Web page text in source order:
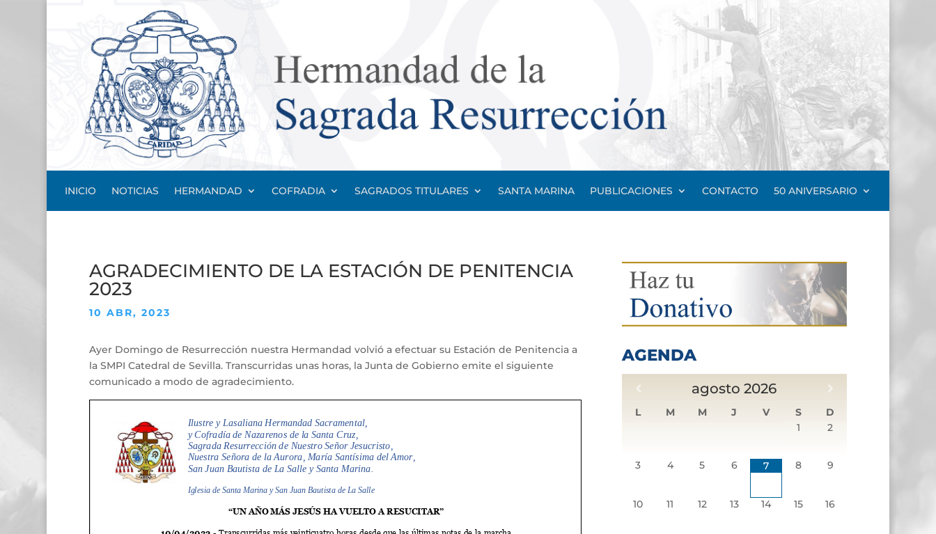
INICIO NOTICIAS HERMANDAD COFRADIA SAGRADOS TITULARES SANTA MARINA PUBLICACIONES CONTACTO 50 ANIVERSARIO
AGRADECIMIENTO DE LA ESTACIÓN DE PENITENCIA
2023
10 ABR, 2023
Ayer Domingo de Resurrección nuestra Hermandad volvió a efectuar su Estación de Penitencia a
la SMPI Catedral de Sevilla. Transcurridas unas horas, la Junta de Gobierno emite el siguiente
comunicado a modo de agradecimiento.
AGENDA
agosto 2026
L M M J V S
D
1
2
3 4 5 6 7 8 9
10 11 12 13 14 15 16